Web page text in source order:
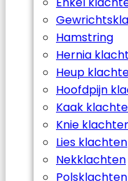
Hamstring
Hernia
Heup
Hoofdpijn
Kaak
Knie
Lies klachten
Nekklachten
Polsklachten